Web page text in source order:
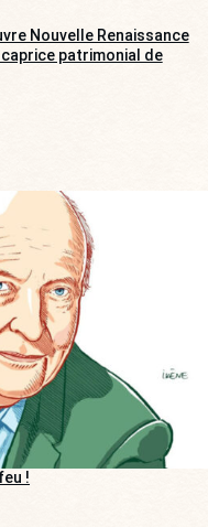
Nouvelle Renaissance
patrimonial de
!